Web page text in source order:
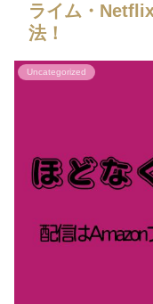
ライム・
法！
Uncategorized